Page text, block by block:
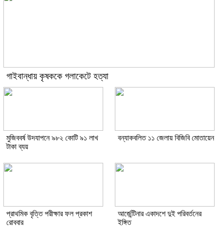
গাইবান্ধায় কৃষককে গলাকেটে হত্যা
মুজিববর্ষ উদযাপনে ৯৮২ কোটি ৯১ লাখ
টাকা ব্যয়
বন্যাকবলিত ১১ জেলায় বিজিবি মোতায়েন
প্রাথমিক বৃত্তি পরীক্ষার ফল প্রকাশ
রোববার
আর্জেন্টিনার একাদশে দুই পরিবর্তনের
ইঙ্গিত